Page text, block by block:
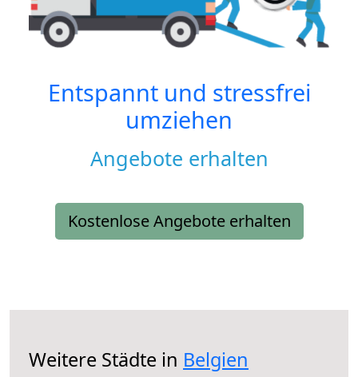
Entspannt und stressfrei
umziehen
Angebote erhalten
Kostenlose Angebote erhalten
Weitere Städte in Belgien